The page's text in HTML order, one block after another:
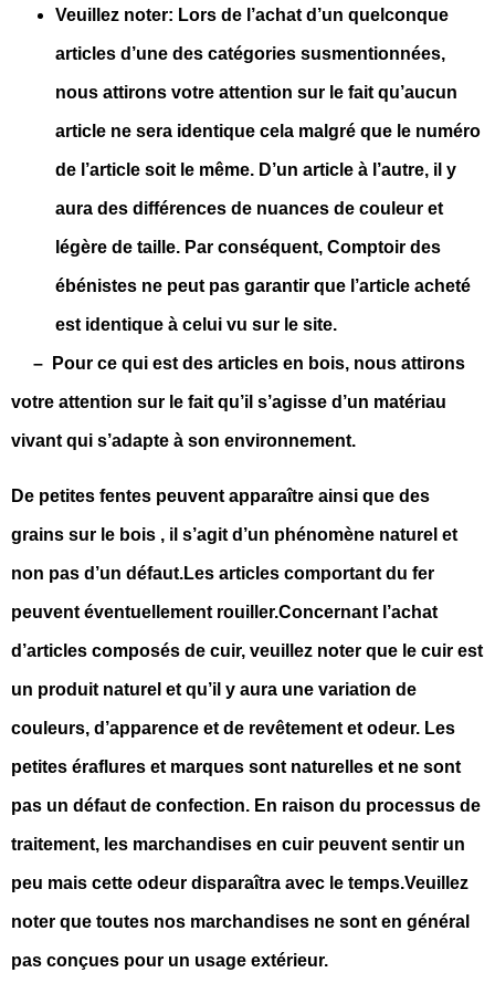
Veuillez noter: Lors de l’achat d’un quelconque
articles d’une des catégories susmentionnées,
nous attirons votre attention sur le fait qu’aucun
article ne sera identique cela malgré que le numéro
de l’article soit le même. D’un article à l’autre, il y
aura des différences de nuances de couleur et
légère de taille. Par conséquent, Comptoir des
ébénistes ne peut pas garantir que l’article acheté
est identique à celui vu sur le site.
– Pour ce qui est des articles en bois, nous attirons
votre attention sur le fait qu’il s’agisse d’un matériau
vivant qui s’adapte à son environnement.
De petites fentes peuvent apparaître ainsi que des
grains sur le bois , il s’agit d’un phénomène naturel et
non pas d’un défaut.Les articles comportant du fer
peuvent éventuellement rouiller.Concernant l’achat
d’articles composés de cuir, veuillez noter que le cuir est
un produit naturel et qu’il y aura une variation de
couleurs, d’apparence et de revêtement et odeur. Les
petites éraflures et marques sont naturelles et ne sont
pas un défaut de confection. En raison du processus de
traitement, les marchandises en cuir peuvent sentir un
peu mais cette odeur disparaîtra avec le temps.Veuillez
noter que toutes nos marchandises ne sont en général
pas conçues pour un usage extérieur.